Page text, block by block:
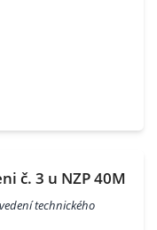
č. 3 u NZP 40M
technického